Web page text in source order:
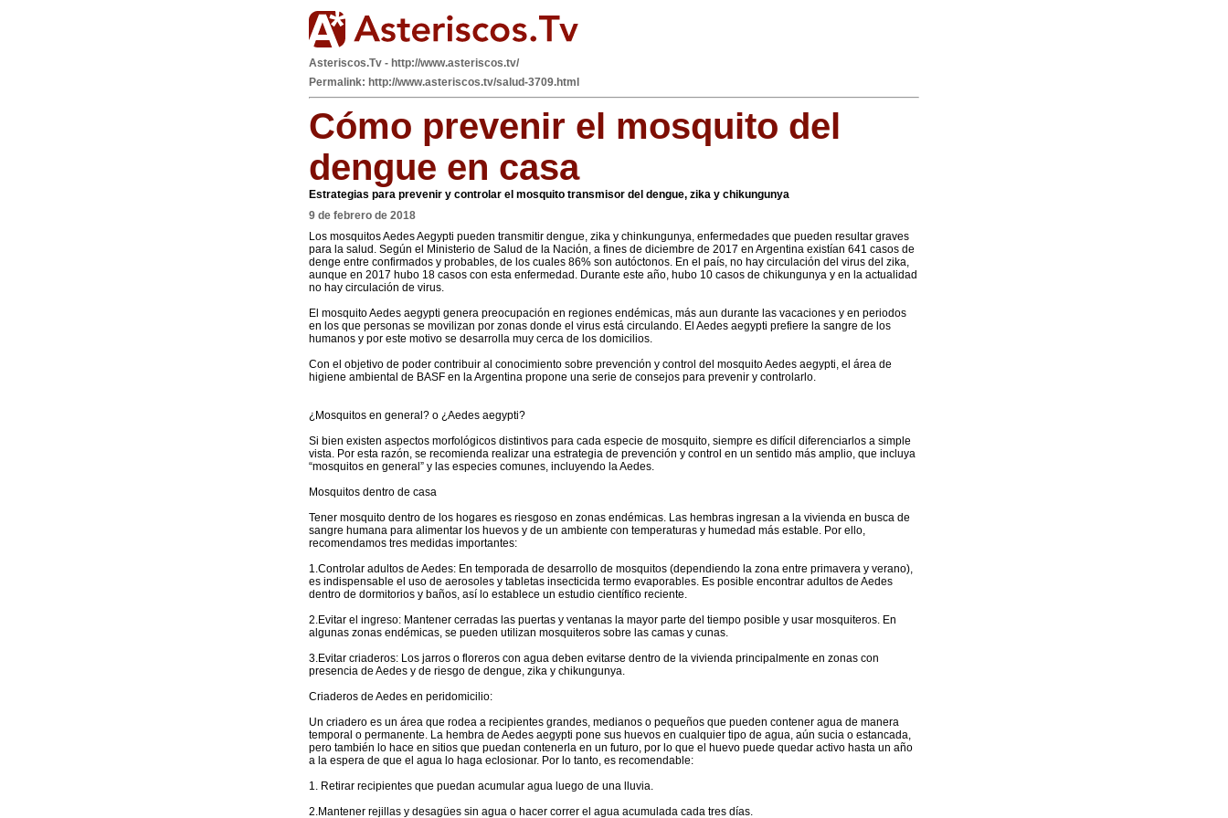
Asteriscos.Tv - http://www.asteriscos.tv/
Permalink: http://www.asteriscos.tv/salud-3709.html
Cómo prevenir el mosquito del
dengue en casa
Estrategias para prevenir y controlar el mosquito transmisor del dengue, zika y chikungunya
9 de febrero de 2018
Los mosquitos Aedes Aegypti pueden transmitir dengue, zika y chinkungunya, enfermedades que pueden resultar graves
para la salud. Según el Ministerio de Salud de la Nación, a fines de diciembre de 2017 en Argentina existían 641 casos de
denge entre confirmados y probables, de los cuales 86% son autóctonos. En el país, no hay circulación del virus del zika,
aunque en 2017 hubo 18 casos con esta enfermedad. Durante este año, hubo 10 casos de chikungunya y en la actualidad
no hay circulación de virus.
El mosquito Aedes aegypti genera preocupación en regiones endémicas, más aun durante las vacaciones y en periodos
en los que personas se movilizan por zonas donde el virus está circulando. El Aedes aegypti prefiere la sangre de los
humanos y por este motivo se desarrolla muy cerca de los domicilios.
Con el objetivo de poder contribuir al conocimiento sobre prevención y control del mosquito Aedes aegypti, el área de
higiene ambiental de BASF en la Argentina propone una serie de consejos para prevenir y controlarlo.
¿Mosquitos en general? o ¿Aedes aegypti?
Si bien existen aspectos morfológicos distintivos para cada especie de mosquito, siempre es difícil diferenciarlos a simple
vista. Por esta razón, se recomienda realizar una estrategia de prevención y control en un sentido más amplio, que incluya
“mosquitos en general” y las especies comunes, incluyendo la Aedes.
Mosquitos dentro de casa
Tener mosquito dentro de los hogares es riesgoso en zonas endémicas. Las hembras ingresan a la vivienda en busca de
sangre humana para alimentar los huevos y de un ambiente con temperaturas y humedad más estable. Por ello,
recomendamos tres medidas importantes:
1.Controlar adultos de Aedes: En temporada de desarrollo de mosquitos (dependiendo la zona entre primavera y verano),
es indispensable el uso de aerosoles y tabletas insecticida termo evaporables. Es posible encontrar adultos de Aedes
dentro de dormitorios y baños, así lo establece un estudio científico reciente.
2.Evitar el ingreso: Mantener cerradas las puertas y ventanas la mayor parte del tiempo posible y usar mosquiteros. En
algunas zonas endémicas, se pueden utilizan mosquiteros sobre las camas y cunas.
3.Evitar criaderos: Los jarros o floreros con agua deben evitarse dentro de la vivienda principalmente en zonas con
presencia de Aedes y de riesgo de dengue, zika y chikungunya.
Criaderos de Aedes en peridomicilio:
Un criadero es un área que rodea a recipientes grandes, medianos o pequeños que pueden contener agua de manera
temporal o permanente. La hembra de Aedes aegypti pone sus huevos en cualquier tipo de agua, aún sucia o estancada,
pero también lo hace en sitios que puedan contenerla en un futuro, por lo que el huevo puede quedar activo hasta un año
a la espera de que el agua lo haga eclosionar. Por lo tanto, es recomendable:
1. Retirar recipientes que puedan acumular agua luego de una lluvia.
2.Mantener rejillas y desagües sin agua o hacer correr el agua acumulada cada tres días.